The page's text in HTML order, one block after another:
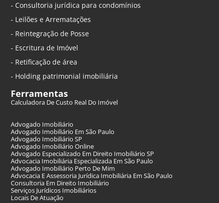
- Consultoria jurídica para condomínios
- Leilões e Arrematações
- Reintegração de Posse
- Escritura de Imóvel
- Retificação de área
- Holding patrimonial imobiliária
Ferramentas
Calculadora De Custo Real Do Imóvel
Advogado Imobiliário
Advogado Imobiliário Em São Paulo
Advogado Imobiliário SP
Advogado Imobiliário Online
Advogado Especializado Em Direito Imobiliário SP
Advocacia Imobiliária Especializada Em São Paulo
Advogado Imobiliário Perto De Mim
Advocacia E Assessoria Jurídica Imobiliária Em São Paulo
Consultoria Em Direito Imobiliário
Serviços Jurídicos Imobiliários
Locais De Atuação